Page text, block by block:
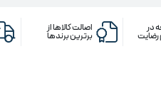
در اصالت کالاها از
برترین برندها